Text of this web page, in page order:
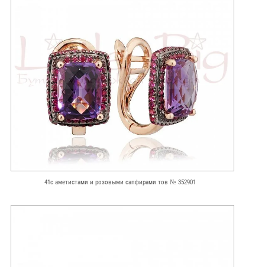
41с аметистами и розовыми сапфирами тов № 352901